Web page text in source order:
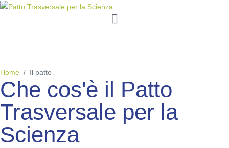
Home Il patto
Che cos'è il Patto
Trasversale per la
Scienza